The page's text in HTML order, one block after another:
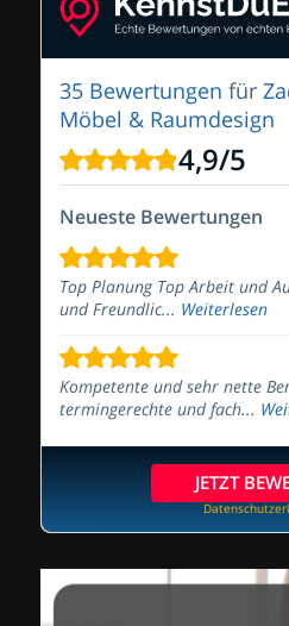
35 Bewertungen für
Möbel & Raumdesign
4,9/5
Neueste Bewertungen
Top Planung Top Arbeit und
und Freundlic... Weiterlesen
Kompetente und sehr nette
termingerechte und fach...
JETZT